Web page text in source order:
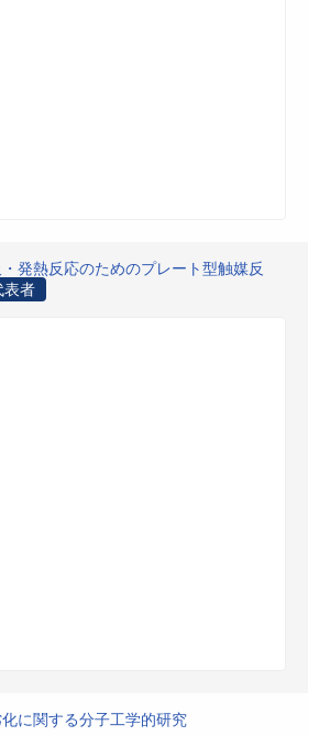
発熱反応のためのプレート型触媒反
表者
に関する分子工学的研究